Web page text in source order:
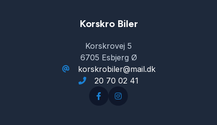
Korskro Biler
Korskrovej 5
6705 Esbjerg Ø
korskrobiler@mail.dk
20 70 02 41